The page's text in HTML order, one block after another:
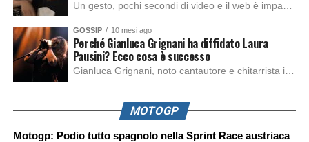
GOSSIP 10 mesi ago
Perché Gianluca Grignani ha diffidato Laura
Pausini? Ecco cosa è successo
MOTOGP
Motogp: Podio tutto spagnolo nella Sprint Race austriaca